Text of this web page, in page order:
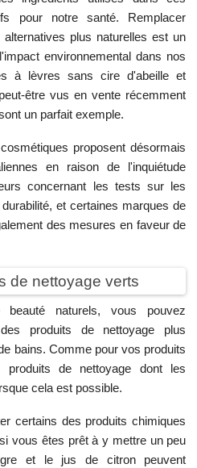
pour notre santé. Remplacer
plus naturelles est un
environnemental dans nos
à lèvres sans cire d'abeille et
être vus en vente récemment
un parfait exemple.
proposent désormais
en raison de l'inquiétude
concernant les tests sur les
et certaines marques de
des mesures en faveur de
de nettoyage verts
naturels, vous pouvez
produits de nettoyage plus
bains. Comme pour vos produits
de nettoyage dont les
cela est possible.
certains des produits chimiques
vous êtes prêt à y mettre un peu
et le jus de citron peuvent